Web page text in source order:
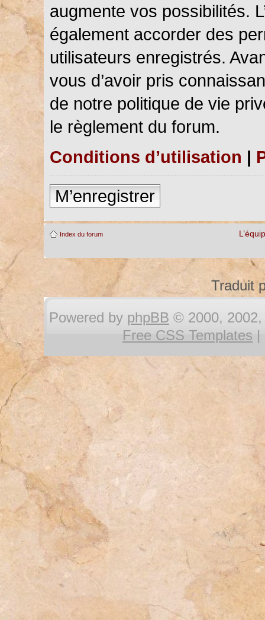
augmente vos possibilités.
également accorder des
utilisateurs enregistrés.
vous d’avoir pris
de notre politique de vie
le règlement du forum.
Conditions d’utilisation |
M’enregistrer
Index du forum
Traduit
Powered by phpBB © 2000, 2002,
Free CSS Templates |